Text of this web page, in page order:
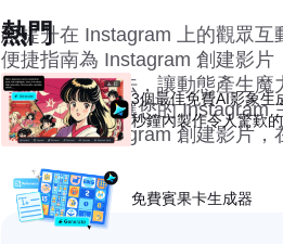
想提升在 Instagram 上的觀眾
便捷指南為 Instagram 創建影
四種強大的方法，讓動態產生
麼，您準備好讓您的 Instagram
習如何為 Instagram 創建影片
熱門
3個最佳免費AI影象生
秒鐘內製作令人驚歎
免費賓果卡生成器